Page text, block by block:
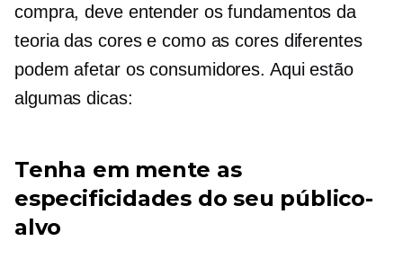
compra, deve entender os fundamentos da
teoria das cores e como as cores diferentes
podem afetar os consumidores. Aqui estão
algumas dicas:
Tenha em mente as
especificidades do seu público-
alvo